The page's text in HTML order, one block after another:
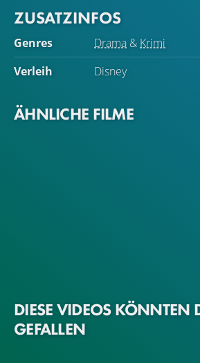
ZUSATZINFOS
Genres Drama & Krimi
Verleih
Disney
ÄHNLICHE FILME
DIESE VIDEOS KÖNNTEN
GEFALLEN